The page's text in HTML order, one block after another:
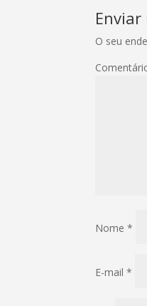
O seu
Nome*
E-mail*